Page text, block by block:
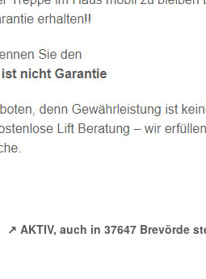
↗️ AKTIV, auch in 37647 Brevörde